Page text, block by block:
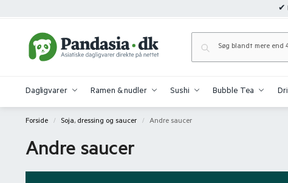
✔
Dagligvarer Ramen & nudler Sushi Bubble Tea
Forside / Soja, dressing og saucer / Andre saucer
Andre saucer